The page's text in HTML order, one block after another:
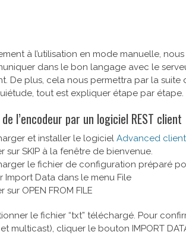
à l’utilisation en mode manuelle,
dans le bon langage avec le
De plus, cela nous permettra par la
tout est expliquer étape par étape.
l’encodeur par un logiciel REST client
et installer le logiciel Advanced client
sur SKIP à la fenêtre de bienvenue.
le fichier de configuration préparé
Import Data dans le menu File
sur OPEN FROM FILE
le fichier “txt” téléchargé. Pour
multicast), cliquer le bouton IMPORT